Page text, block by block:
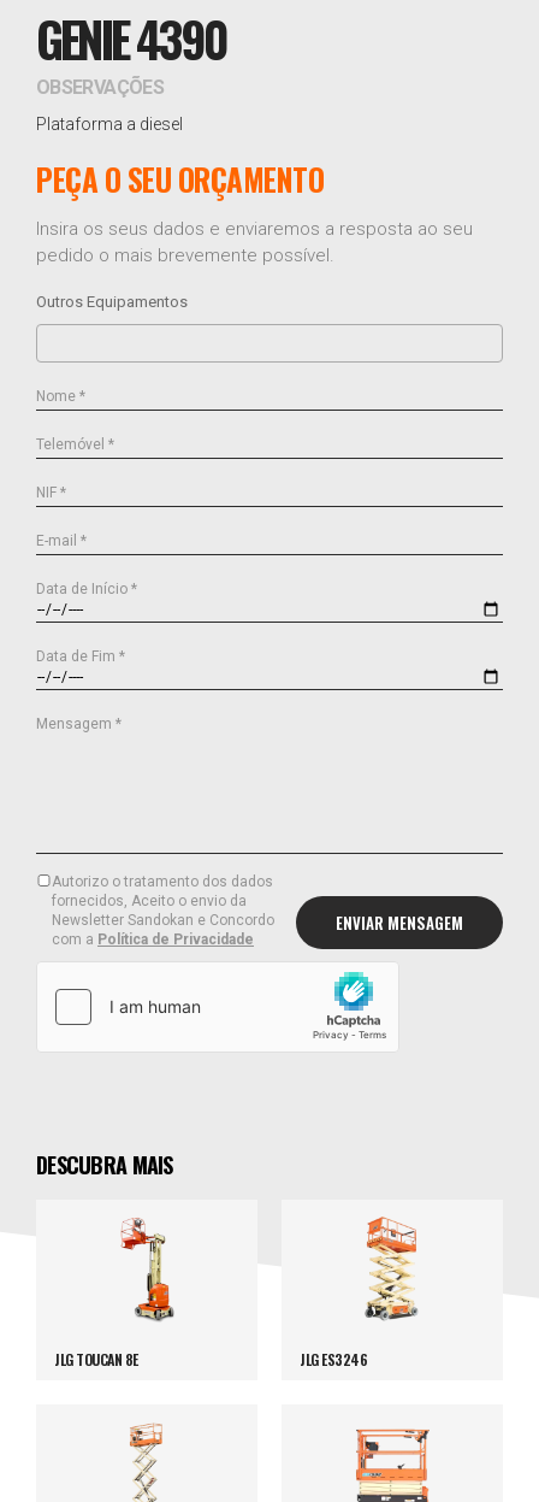
GENIE 4390
OBSERVAÇÕES
Plataforma a diesel
PEÇA O SEU ORÇAMENTO
Insira os seus dados e enviaremos a resposta ao seu
pedido o mais brevemente possível.
Outros Equipamentos
Nome *
Telemóvel *
NIF *
E-mail *
Data de Início *
Data de Fim *
Mensagem *
Autorizo o tratamento dos dados
fornecidos, Aceito o envio da
Newsletter Sandokan e Concordo
com a Política de Privacidade
DESCUBRA MAIS
JLG TOUCAN 8E JLG ES3246